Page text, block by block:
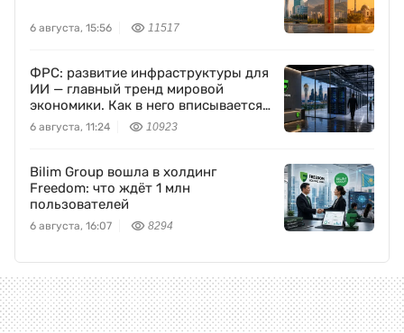
6 августа, 15:56 11517
ФРС: развитие инфраструктуры для
ИИ — главный тренд мировой
экономики. Как в него вписывается
Freedom Holding Corp.
6 августа, 11:24 10923
Bilim Group вошла в холдинг
Freedom: что ждёт 1 млн
пользователей
6 августа, 16:07 8294